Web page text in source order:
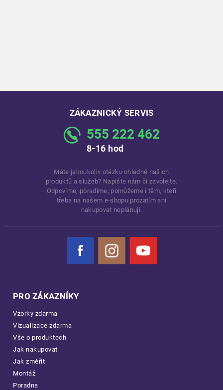
ZÁKAZNICKÝ SERVIS
555 222 462
8-16 hod
Máte jakoukoliv otázku ohledně našich
produktů a služeb? Napište nám či zavolejte.
Odpovíme, poradíme, pomůžeme i těm, kteří
třeba na našem e-shopu prozatím ani
nakupovat neplánují.
Facebook Instagram YouTube
PRO ZÁKAZNÍKY
Vzorky zdarma
Vizualizace zdarma
Vše o produktech
Jak nakupovat
Jak změřit
Montáž
Poradna